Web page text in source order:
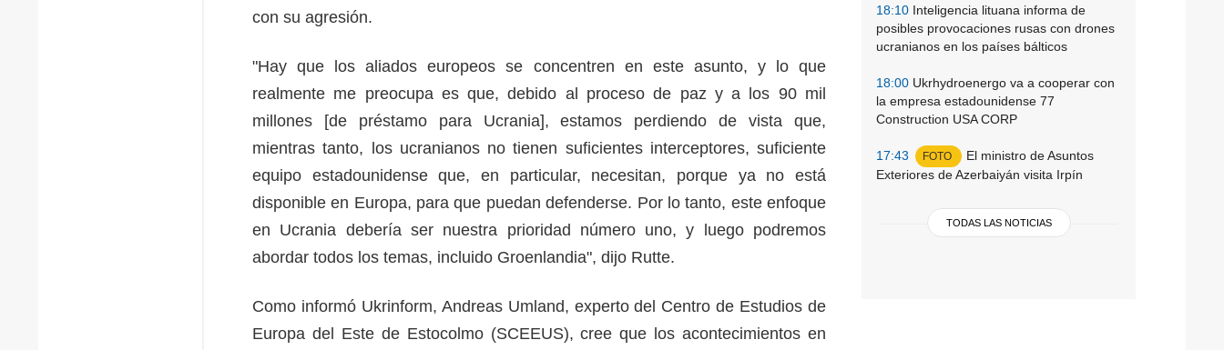
18:10 Inteligencia lituana informa de
posibles provocaciones rusas con drones
ucranianos en los países bálticos
18:00 Ukrhydroenergo va a cooperar con
la empresa estadounidense 77
Construction USA CORP
17:43 FOTO
El ministro de Asuntos
Exteriores de Azerbaiyán visita Irpín
TODAS LAS NOTICIAS
con su agresión.
"Hay que los aliados europeos se concentren en este asunto, y lo que
realmente me preocupa es que, debido al proceso de paz y a los 90 mil
millones [de préstamo para Ucrania], estamos perdiendo de vista que,
mientras tanto, los ucranianos no tienen suficientes interceptores, suficiente
equipo estadounidense que, en particular, necesitan, porque ya no está
disponible en Europa, para que puedan defenderse. Por lo tanto, este enfoque
en Ucrania debería ser nuestra prioridad número uno, y luego podremos
abordar todos los temas, incluido Groenlandia", dijo Rutte.
Como informó Ukrinform, Andreas Umland, experto del Centro de Estudios de
Europa del Este de Estocolmo (SCEEUS), cree que los acontecimientos en